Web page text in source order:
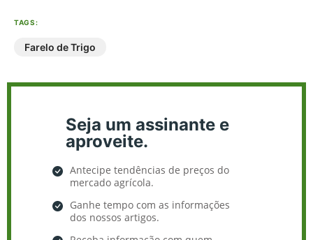
TAGS:
Farelo de Trigo
Seja um assinante e
aproveite.
Antecipe tendências de preços do
mercado agrícola.
Ganhe tempo com as informações
dos nossos artigos.